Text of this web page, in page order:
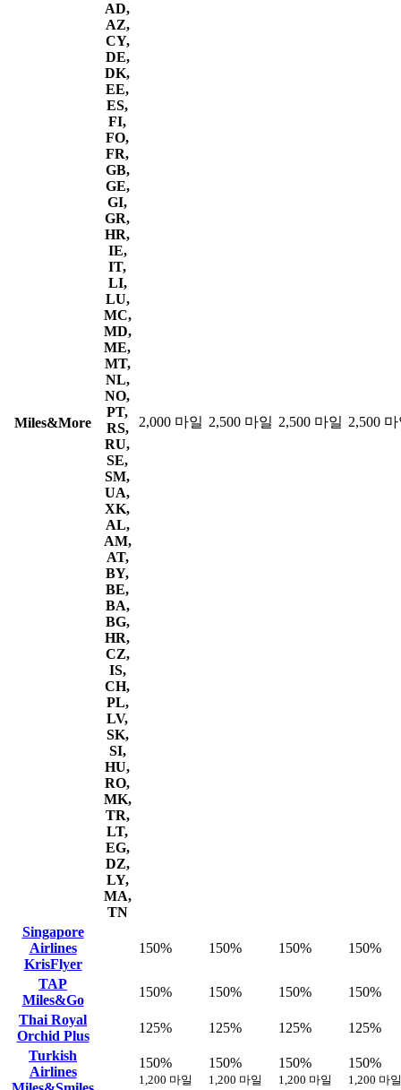
Miles&More
AD,
AZ,
CY,
DE,
DK,
EE,
ES,
FI,
FO,
FR,
GB,
GE,
GI,
GR,
HR,
IE,
IT,
LI,
LU,
MC,
MD,
ME,
MT,
NL,
NO,
PT,
RS,
RU,
SE,
SM,
UA,
XK,
AL,
AM,
AT,
BY,
BE,
BA,
BG,
HR,
CZ,
IS,
CH,
PL,
LV,
SK,
SI,
HU,
RO,
MK,
TR,
LT,
EG,
DZ,
LY,
MA,
TN
2,000 마일 2,500 마일 2,500 마일 2,500
Singapore
Airlines
KrisFlyer
150% 150% 150% 150%
TAP
Miles&Go
150% 150% 150%
150%
Thai Royal
Orchid Plus
125% 125% 125%
125%
Turkish
Airlines
150%
1,200 마일
150%
1,200 마일
150%
1,200 마일
150%
1,200 마일